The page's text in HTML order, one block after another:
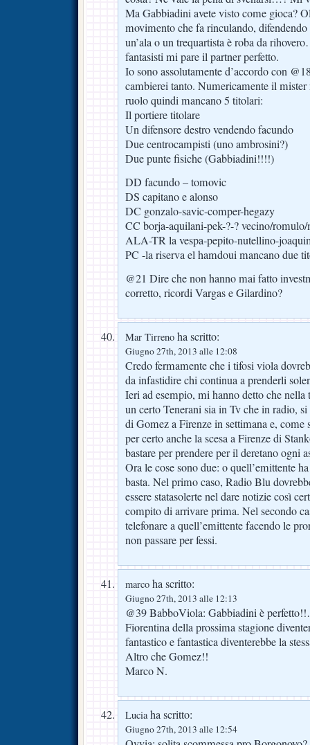
Ma Gabbiadini avete visto come gioca?
movimento che fa rinculando,
un’ala o un trequartista è roba da
fantasisti mi pare il partner perfetto.
Io sono assolutamente d’accordo con
cambierei tanto. Numericamente il
ruolo quindi mancano 5 titolari:
Il portiere titolare
Un difensore destro vendendo facundo
Due centrocampisti (uno ambrosini?)
Due punte fisiche (Gabbiadini!!!!)
DD facundo – tomovic
DS capitano e alonso
DC gonzalo-savic-comper-hegazy
CC borja-aquilani-pek-?-? vecino/
ALA-TR la vespa-pepito-nutellino-
PC -la riserva el hamdoui mancano due
@21 Dire che non hanno mai fatto
corretto, ricordi Vargas e Gilardino?
Mar Tirreno ha scritto:
Giugno 27th, 2013 alle 12:08
Credo fermamente che i tifosi viola
da infastidire chi continua a prenderli
Ieri ad esempio, mi hanno detto che nella
un certo Tenerani sia in Tv che in radio,
di Gomez a Firenze in settimana e, come
per certo anche la scesa a Firenze di
bastare per prendere per il deretano ogni
Ora le cose sono due: o quell’emittente
basta. Nel primo caso, Radio Blu
essere statasolerte nel dare notizie così
compito di arrivare prima. Nel secondo
telefonare a quell’emittente facendo le
non passare per fessi.
marco ha scritto:
Giugno 27th, 2013 alle 12:13
@39 BabboViola: Gabbiadini è
Fiorentina della prossima stagione
fantastico e fantastica diventerebbe la
Altro che Gomez!!
Marco N.
Luciaha scritto:
Giugno 27th, 2013 alle 12:54